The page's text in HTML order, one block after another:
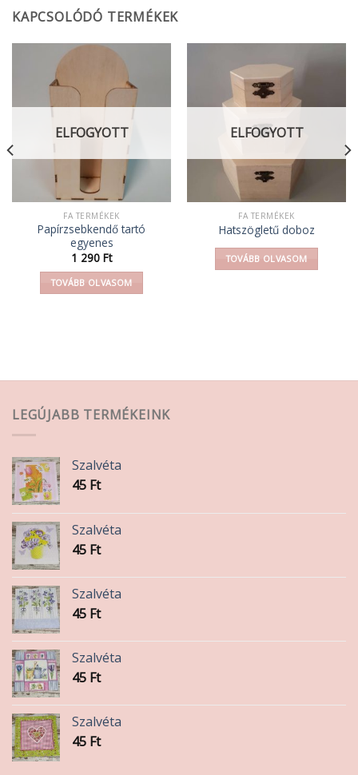
KAPCSOLÓDÓ TERMÉKEK
ELFOGYOTT
FA TERMÉKEK
Papírzsebkendő tartó
egyenes
1 290 Ft
TOVÁBB OLVASOM
ELFOGYOTT
FA TERMÉKEK
Hatszögletű doboz
TOVÁBB OLVASOM
LEGÚJABB TERMÉKEINK
Szalvéta
45 Ft
Szalvéta
45 Ft
Szalvéta
45 Ft
Szalvéta
45 Ft
Szalvéta
45 Ft